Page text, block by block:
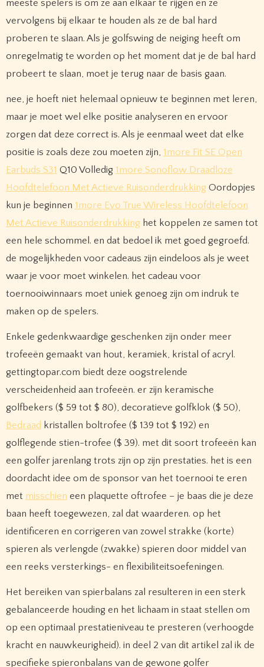
meeste spelers is om ze aan elkaar te rijgen en ze
vervolgens bij elkaar te houden als ze de bal hard
proberen te slaan. Als je golfswing de neiging heeft om
onregelmatig te worden op het moment dat je de bal hard
probeert te slaan, moet je terug naar de basis gaan.
nee, je hoeft niet helemaal opnieuw te beginnen met leren,
maar je moet wel elke positie analyseren en ervoor
zorgen dat deze correct is. Als je eenmaal weet dat elke
positie is zoals deze zou moeten zijn, 1more Fit SE Open
Earbuds S31 Q10 Volledig 1more Sonoflow Draadloze
Hoofdtelefoon Met Actieve Ruisonderdrukking Oordopjes
kun je beginnen 1more Evo True Wireless Hoofdtelefoon
Met Actieve Ruisonderdrukking het koppelen ze samen tot
een hele schommel. en dat bedoel ik met goed gegroefd.
de mogelijkheden voor cadeaus zijn eindeloos als je weet
waar je voor moet winkelen. het cadeau voor
toernooiwinnaars moet uniek genoeg zijn om indruk te
maken op de spelers.
Enkele gedenkwaardige geschenken zijn onder meer
trofeeën gemaakt van hout, keramiek, kristal of acryl.
gettingtopar.com biedt deze oogstrelende
verscheidenheid aan trofeeën. er zijn keramische
golfbekers ($ 59 tot $ 80), decoratieve golfklok ($ 50),
Bedraad kristallen boltrofee ($ 139 tot $ 192) en
golflegende stien-trofee ($ 39). met dit soort trofeeën kan
een golfer jarenlang trots zijn op zijn prestaties. het is een
doordacht idee om de sponsor van het toernooi te eren
met misschien een plaquette oftrofee – je baas die je deze
baan heeft toegewezen, zal dat waarderen. op het
identificeren en corrigeren van zowel strakke (korte)
spieren als verlengde (zwakke) spieren door middel van
een reeks versterkings- en flexibiliteitsoefeningen.
Het bereiken van spierbalans zal resulteren in een sterk
gebalanceerde houding en het lichaam in staat stellen om
op een optimaal prestatieniveau te presteren (verhoogde
kracht en nauwkeurigheid). in deel 2 van dit artikel zal ik de
specifieke spieronbalans van de gewone golfer